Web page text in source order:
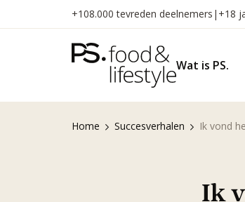
inhoud
+108.000 tevreden deelnemers | +18
Wat is PS.
Home Succesverhalen Ik vond
Ik